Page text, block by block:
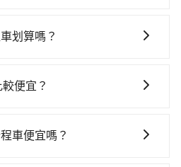
要自己開車），最重要的是你
公里再額外加收$3.2，從花蓮
能的每小時40元路邊停車費用
划算嗎？
不到車，也可考慮打電話至附
蓮縣僅有合法計程車約1,010
便宜？
價格比市價便宜不少，是不是
車便宜嗎？